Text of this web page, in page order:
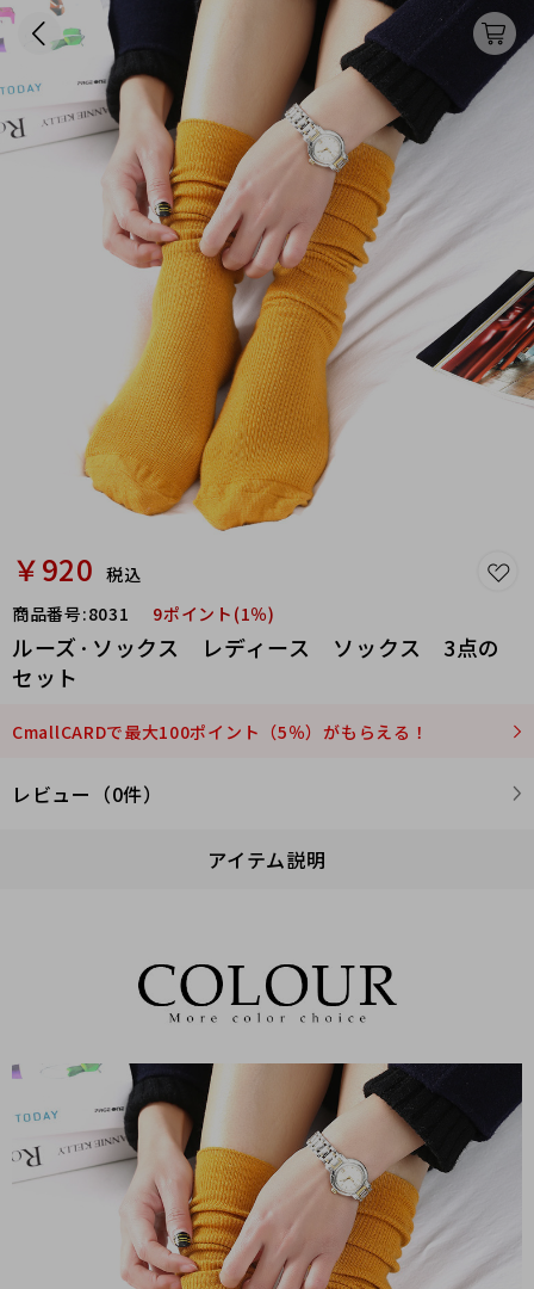
￥920 税込
商品番号:8031 9ポイント(1％)
ルーズ·ソックス レディース ソックス 3点の
セット
CmallCARDで最大100ポイント（5％）がもらえる！
レビュー（0件）
アイテム説明